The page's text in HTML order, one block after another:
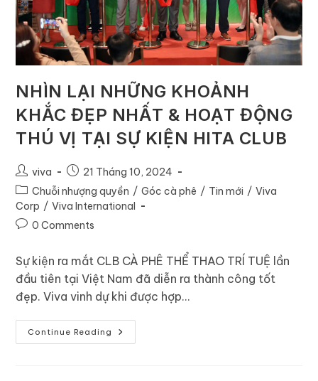
NHÌN LẠI NHỮNG KHOẢNH
KHẮC ĐẸP NHẤT & HOẠT ĐỘNG
THÚ VỊ TẠI SỰ KIỆN HITA CLUB
viva
21 Tháng 10, 2024
Chuỗi nhượng quyền / Góc cà phê / Tin mới / Viva
Corp / Viva International
0 Comments
Sự kiện ra mắt CLB CÀ PHÊ THỂ THAO TRÍ TUỆ lần
đầu tiên tại Việt Nam đã diễn ra thành công tốt
đẹp. Viva vinh dự khi được hợp…
Continue Reading